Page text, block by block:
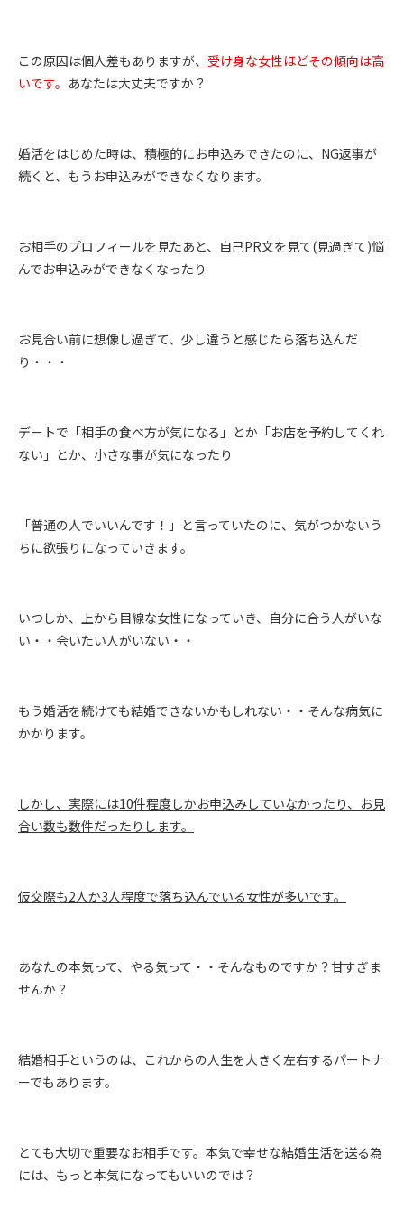
この原因は個人差もありますが、 受け身な女性ほどその傾向は高
いです。 あなたは大丈夫ですか？
婚活をはじめた時は、積極的にお申込みできたのに、 NG返事が
続くと、もうお申込みができなくなります。
お相手のプロフィールを見たあと、自己PR文を見て(見過ぎて)悩
んでお申込みができなくなったり
お見合い前に想像し過ぎて、少し違うと感じたら落ち込んだ
り・・・
デートで「相手の食べ方が気になる」とか「お店を予約してくれ
ない」とか、小さな事が気になったり
「普通の人でいいんです！」と言っていたのに、気がつかないう
ちに欲張りになっていきます。
いつしか、上から目線な女性になっていき、自分に合う人がいな
い・・会いたい人がいない・・
もう婚活を続けても結婚できないかもしれない・・そんな病気に
かかります。
しかし、実際には10件程度しかお申込みしていなかったり、お見
合い数も数件だったりします。
仮交際も2人か3人程度で落ち込んでいる女性が多いです。
あなたの本気って、やる気って・・そんなものですか？甘すぎま
せんか？
結婚相手というのは、これからの人生を大きく左右するパートナ
ーでもあります。
とても大切で重要なお相手です。本気で幸せな結婚生活を送る為
には、もっと本気になってもいいのでは？